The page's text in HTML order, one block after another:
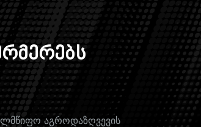
აგროდაზღვევის